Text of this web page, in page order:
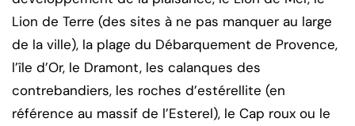
Lion de Terre (des sites à ne pas manquer au large
de la ville), la plage du Débarquement de Provence,
l’île d’Or, le Dramont, les calanques des
contrebandiers, les roches d’estérellite (en
référence au massif de l’Esterel), le Cap roux ou le